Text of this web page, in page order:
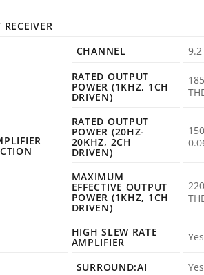
RECEIVER
CHANNEL 9.2
RATED OUTPUT
POWER (1KHZ, 1CH
DRIVEN)
RATED OUTPUT
POWER (20HZ-
20KHZ, 2CH
DRIVEN)
MAXIMUM
EFFECTIVE OUTPUT
POWER (1KHZ, 1CH
DRIVEN)
HIGH SLEW RATE
AMPLIFIER Yes
SURROUND:AI Yes